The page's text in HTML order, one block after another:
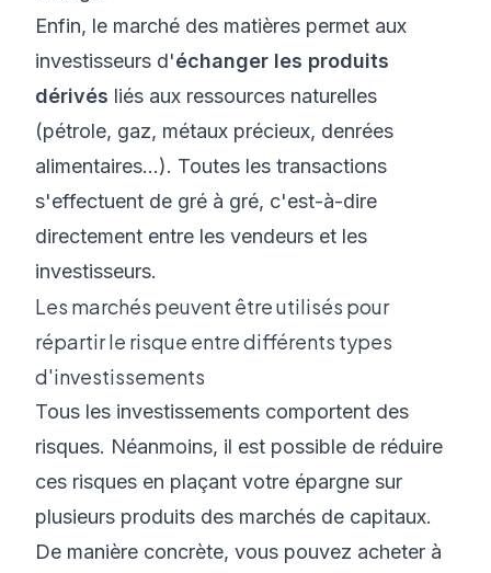
Enfin, le marché des matières permet aux
investisseurs d'échanger les produits
dérivés liés aux ressources naturelles
(pétrole, gaz, métaux précieux, denrées
alimentaires…). Toutes les transactions
s'effectuent de gré à gré, c'est-à-dire
directement entre les vendeurs et les
investisseurs.
Les marchés peuvent être utilisés pour
répartir le risque entre différents types
d'investissements
Tous les investissements comportent des
risques. Néanmoins, il est possible de réduire
ces risques en plaçant votre épargne sur
plusieurs produits des marchés de capitaux.
De manière concrète, vous pouvez acheter à